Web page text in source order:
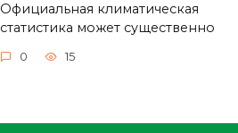
Официальная климатическая
статистика может существенно
0 15